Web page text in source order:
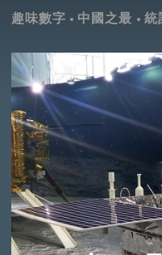
趣味數字 中國之最 統